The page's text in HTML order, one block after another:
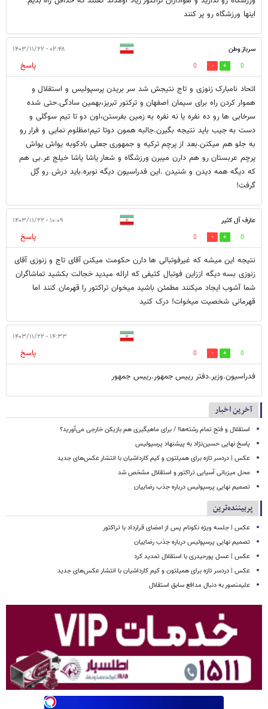
اینها ورزشگاه رو پر کنند
سرباز وطن ۰۲:۴۸ - ۱۴۰۳/۱۱/۲۲
0
0
پاسخ
اتحاد نامبارک زنوزی و تاج نتیجش شد سر بریدن پرسپولیس و استقلال و
هموار کردن راه برای سیمان اصفهان و ترکتور تبریز،بهمین سادگی.حتی شده
سرخابی ها رو ده نفره یا نه نفره به زمین بفرستن،اون دو تا تیم سوگلی و
دست به جیب باید نتیجه بگیرن.جالبه همون دوتا تیم؛مظلوم نمایی و فرار رو
به جلو هم میکنن.بعد از پرچم ترکیه و جمهوری جعلی بادکوبه یواش یواش
پرچم عربستان رو هم دارن میبرن ورزشگاه و شعار یاشا یاشا خیلج عر.بی هم
که دیگه همه دیدن و شنیدن .این فدراسیون دیگه نوبره.باید درش رو گِل
گرفت!
عارف آل کثیر ۱۰:۰۹ - ۱۴۰۳/۱۱/۲۲
0
0
پاسخ
نتیجه این میشه که غیرفوتبالی ها دارن حکومت میکنن آقای تاج و زنوزی آقای
زنوزی بسه دیگه اززاین فوتبال کثیفی که ارائه میدید خجالت بکشید تماشاگران
شما آشوب ایجاد میکنند مطمئن باشید میخوان تراکتور را قهرمان کنند اما
قهرمانی شخصیت میخوات! درک کنید
۱۴:۳۳ - ۱۴۰۳/۱۱/۲۲
0
0
پاسخ
فدراسیون.وزیر.دفتر رییس جمهور.رییس جمهور
آخرین اخبار
استقلال و فتح تمام رشته‌ها! / برای ماهیگیری هم بازیکن خارجی می‌آورید؟
پاسخ نهایی حسین‌نژاد به پیشنهاد پرسپولیس
عکس | دردسر تازه برای همیلتون و کیم کارداشیان با انتشار عکس‌های جدید
محل میزبانی آسیایی تراکتور و استقلال مشخص شد
تصمیم نهایی پرسپولیس درباره جذب رضاییان
پربیننده‌ترین
عکس | جلسه ویژه نکونام پس از امضای قرارداد با تراکتور
تصمیم نهایی پرسپولیس درباره جذب رضاییان
عکس | عسل پورحیدری با استقلال تمدید کرد
عکس | دردسر تازه برای همیلتون و کیم کارداشیان با انتشار عکس‌های جدید
علیمنصور به دنبال مدافع سابق استقلال